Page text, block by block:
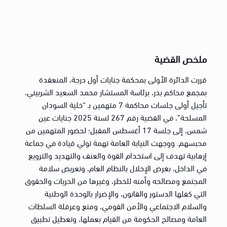
ملخص القضية
قررت الدائرة الأولى بمحكمة جنايات أول درجة، المنعقدة
بمجمع محاكم بدر، برئاسة المستشار محمد السعيد الشربيني،
تأجيل أولى جلسات محاكمة 7 متهمين بـ “خلية السودان
المسلحة”، في القضية رقم 267 لسنة 2025 جنايات عين
شمس، إلى جلسة 17 أغسطس المقبل؛ لحضور المتهمين من
محبسهم. ووجهت النيابة العامة تهمة تولي قيادة في جماعة
إرهابية تهدف إلى استخدام القوة والعنف والتهديد والترويع
في الداخل، بغرض الإخلال بالنظام العام، وتعريض سلامة
المجتمع ومصالحه وأمنه للخطر، وغيرها من الحريات والحقوق
التي كفلها الدستور والقانون، والإضرار بالوحدة الوطنية
والسلام الاجتماعي والأمن القومي، ومنع وعرقلة السلطات
العامة ومصالح الحكومة من القيام بعملها، وتعطيل تطبيق